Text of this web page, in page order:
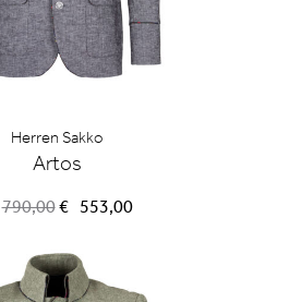
Herren Sakko
Artos
790,00Ursprünglicher
war:
€790,00
€ 553,00Aktueller